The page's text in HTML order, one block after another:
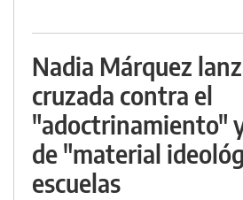
Nadia Márquez
cruzada contra el
"adoctrinamiento"
de "material
escuelas